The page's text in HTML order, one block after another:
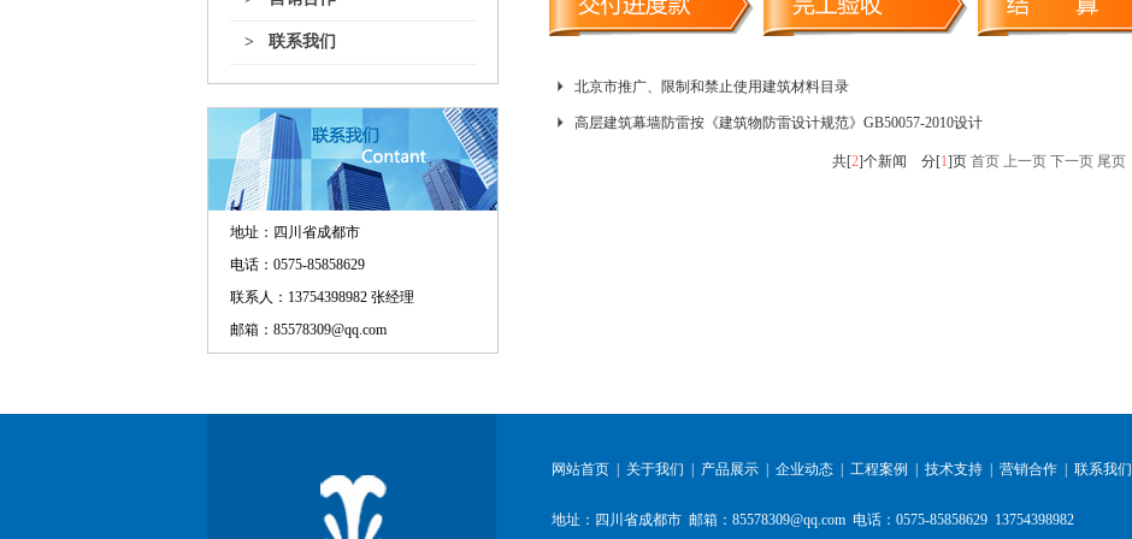
> 联系我们
地址： 四川省成都市
电话：0575-85858629
联系人：13754398982 张经理
邮箱：85578309@qq.com
北京市推广、限制和禁止使用建筑材料目录
高层建筑幕墙防雷按《建筑物防雷设计规范》GB50057-2010设计
共[2]个新闻 分[1]页 首页 上一页 下一页 尾页
网站首页 关于我们 产品展示 企业动态 工程案例 技术支持 营销合作 联系我们
地址：四川省成都市 邮箱：85578309@qq.com 电话：0575-85858629 13754398982